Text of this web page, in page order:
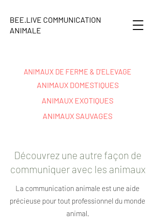
BEE.LIVE COMMUNICATION
ANIMALE
ANIMAUX DE FERME & D'ELEVAGE
ANIMAUX DOMESTIQUES
ANIMAUX EXOTIQUES
ANIMAUX SAUVAGES
Découvrez une autre façon de
communiquer avec les animaux
La communication animale est une aide
précieuse pour tout professionnel du monde
animal.